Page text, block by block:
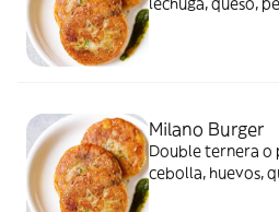
Milano Burger
Double ternera o
cebolla, huevos,